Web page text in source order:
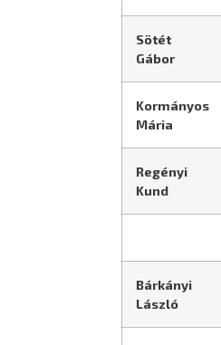
Sötét
Gábor
Kormányos
Mária
Regényi
Kund
Bárkányi
László